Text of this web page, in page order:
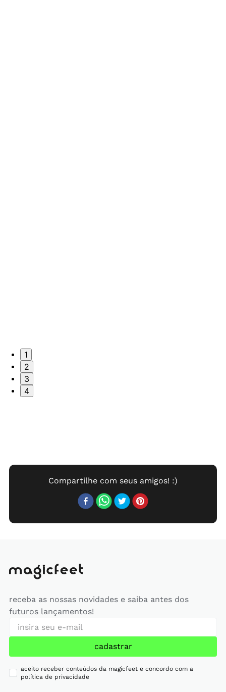
1
2
3
4
receba as nossas novidades e saiba antes dos
futuros lançamentos!
cadastrar
aceito receber conteúdos da magicfeet e concordo com a
política de privacidade